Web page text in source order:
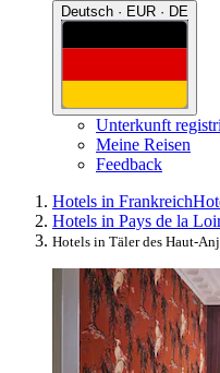
Deutsch · EUR · DE
Unterkunft
Meine Reisen
Feedback
Hotels in Frankreich
Hotels in Pays de la
Hotels in Täler des Haut-